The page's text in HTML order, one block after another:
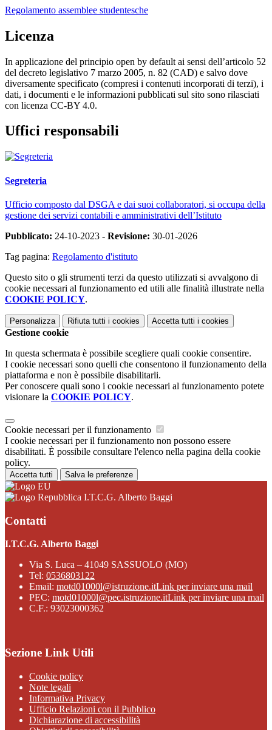
Regolamento assemblee studentesche
Licenza
In applicazione del principio open by default ai sensi dell’articolo 52
del decreto legislativo 7 marzo 2005, n. 82 (CAD) e salvo dove
diversamente specificato (compresi i contenuti incorporati di terzi), i
dati, i documenti e le informazioni pubblicati sul sito sono rilasciati
con licenza CC-BY 4.0.
Uffici responsabili
Segreteria
Ufficio composto dal DSGA e dai suoi collaboratori, si occupa della
gestione dei servizi contabili e amministrativi dell’Istituto
Pubblicato: 24-10-2023 - Revisione: 30-01-2026
Tag pagina: Regolamento d'istituto
Questo sito o gli strumenti terzi da questo utilizzati si avvalgono di
cookie necessari al funzionamento ed utili alle finalità illustrate nella
COOKIE POLICY.
Personalizza Rifiuta tutti i cookies Accetta tutti i cookies
Gestione cookie
In questa schermata è possibile scegliere quali cookie consentire.
I cookie necessari sono quelli che consentono il funzionamento della
piattaforma e non è possibile disabilitarli.
Per conoscere quali sono i cookie necessari al funzionamento potete
visionare la COOKIE POLICY.
Cookie necessari per il funzionamento
I cookie necessari per il funzionamento non possono essere
disabilitati. È possibile consultare l'elenco nella pagina della cookie
policy.
Accetta tutti Salva le preferenze
I.T.C.G. Alberto Baggi
Contatti
I.T.C.G. Alberto Baggi
Via S. Luca – 41049 SASSUOLO (MO)
Tel: 0536803122
Email: motd01000l@istruzione.itLink per inviare una mail
PEC: motd01000l@pec.istruzione.itLink per inviare una mail
C.F.: 93023000362
Sezione Link Utili
Cookie policy
Note legali
Informativa Privacy
Ufficio Relazioni con il Pubblico
Dichiarazione di accessibilità